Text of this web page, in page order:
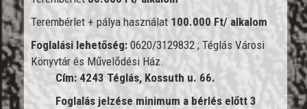
Terembérlet + pálya használat 100.000 Ft/ alkalom
Foglalási lehetőség: 0620/3129832 ; Téglás Városi
Könyvtár és Művelődési Ház.
Cím: 4243 Téglás, Kossuth u. 66.
Foglalás jelzése minimum a bérlés előtt 3